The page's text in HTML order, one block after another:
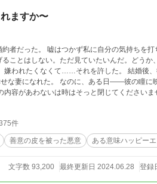
ますか〜
彼の瞳に映るのはまた
※お話の内容があわないは時はそっと閉じてくださいま
件
善意の皮を被った悪意 ある意味ハッピー
文字数 93,200 最終更新日 2024.06.28 登録